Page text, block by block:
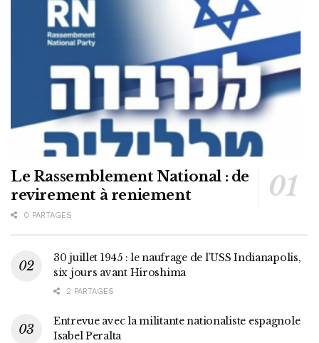
Le Rassemblement National : de
revirement à reniement
0 PARTAGES
30 juillet 1945 : le naufrage de l’USS Indianapolis,
six jours avant Hiroshima
2 PARTAGES
Entrevue avec la militante nationaliste espagnole
Isabel Peralta